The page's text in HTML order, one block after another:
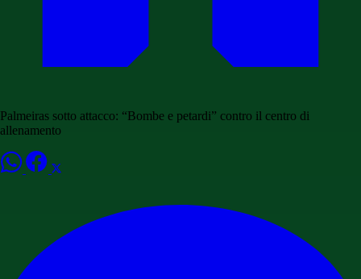
Palmeiras sotto attacco: “Bombe e petardi” contro il centro di
allenamento